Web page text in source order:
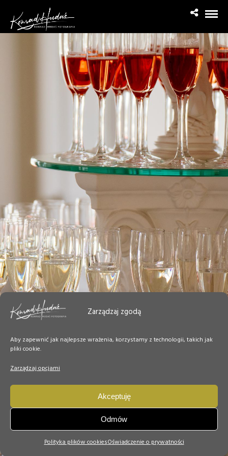
Zarządzaj zgodą
Aby zapewnić jak najlepsze wrażenia, korzystamy z technologii, takich jak
pliki cookie.
Zarządzaj opcjami
Akceptuję
Odmów
Polityka plików cookiesOświadczenie o prywatności